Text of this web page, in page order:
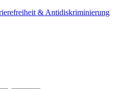
& Antidiskriminierung